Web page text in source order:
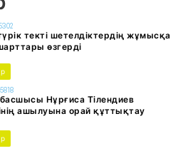
текті шетелдіктердің жұмысқа
өзгерді
Нұрғиса Тілендиев
ашылуына орай құттықтау